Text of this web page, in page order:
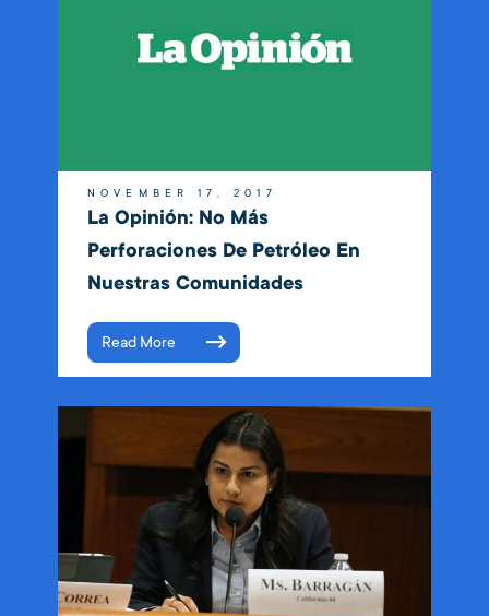
NOVEMBER 17, 2017
La Opinión: No Más
Perforaciones De Petróleo En
Nuestras Comunidades
Read More